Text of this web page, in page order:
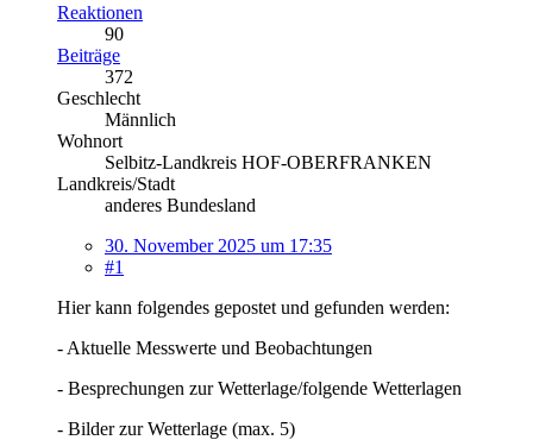
Reaktionen
90
Beiträge
372
Geschlecht
Männlich
Wohnort
Selbitz-Landkreis HOF-OBERFRANKEN
Landkreis/Stadt
anderes Bundesland
30. November 2025 um 17:35
#1
Hier kann folgendes gepostet und gefunden werden:
- Aktuelle Messwerte und Beobachtungen
- Besprechungen zur Wetterlage/folgende Wetterlagen
- Bilder zur Wetterlage (max. 5)